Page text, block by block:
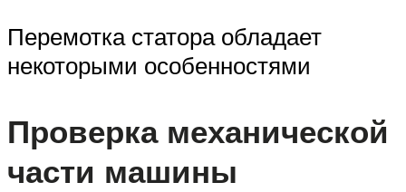
Перемотка статора обладает
некоторыми особенностями
Проверка механической
части машины